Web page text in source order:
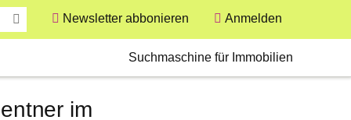
Newsletter abbonieren
User
Anmelden
Suchmaschine für Immobilien
im